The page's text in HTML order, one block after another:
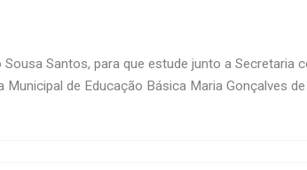
Santos, para que estude junto a Secretaria
de Educação Básica Maria Gonçalves